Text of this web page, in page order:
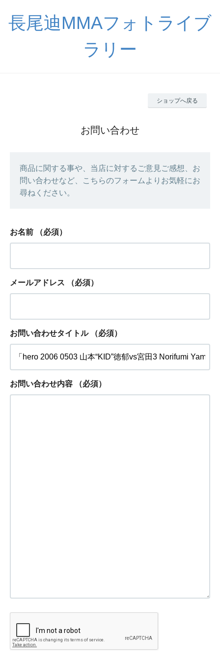
長尾迪MMAフォトライブ
ラリー
ショップへ戻る
お問い合わせ
商品に関する事や、当店に対するご意見ご感想、お
問い合わせなど、こちらのフォームよりお気軽にお
尋ねください。
お名前 （必須）
メールアドレス （必須）
お問い合わせタイトル （必須）
お問い合わせ内容 （必須）